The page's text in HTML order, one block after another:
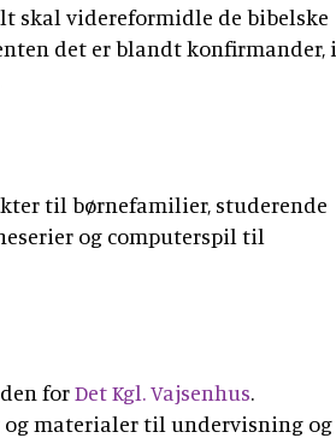
skal videreformidle de bibelske
det er blandt konfirmander, i
til børnefamilier, studerende
og computerspil til
forDet Kgl. Vajsenhus.
og materialer til undervisning og